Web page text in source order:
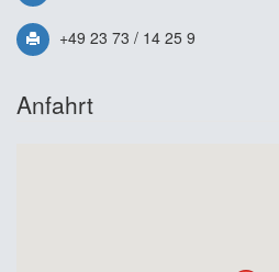
+49 23 73 / 14 25 9
Anfahrt